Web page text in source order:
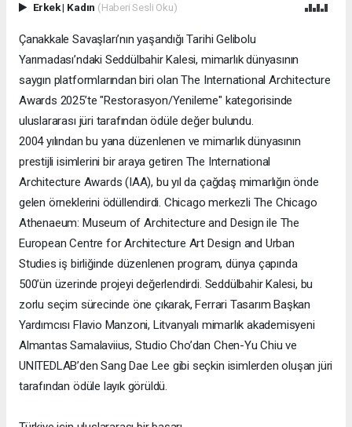
Erkek| Kadın (Haberi Sesli Oku)
Çanakkale Savaşları’nın yaşandığı Tarihi Gelibolu
Yarımadası’ndaki Seddülbahir Kalesi, mimarlık dünyasının
saygın platformlarından biri olan The International Architecture
Awards 2025’te "Restorasyon/Yenileme" kategorisinde
uluslararası jüri tarafından ödüle değer bulundu.
2004 yılından bu yana düzenlenen ve mimarlık dünyasının
prestijli isimlerini bir araya getiren The International
Architecture Awards (IAA), bu yıl da çağdaş mimarlığın önde
gelen örneklerini ödüllendirdi. Chicago merkezli The Chicago
Athenaeum: Museum of Architecture and Design ile The
European Centre for Architecture Art Design and Urban
Studies iş birliğinde düzenlenen program, dünya çapında
500’ün üzerinde projeyi değerlendirdi. Seddülbahir Kalesi, bu
zorlu seçim sürecinde öne çıkarak, Ferrari Tasarım Başkan
Yardımcısı Flavio Manzoni, Litvanyalı mimarlık akademisyeni
Almantas Samalaviius, Studio Cho’dan Chen-Yu Chiu ve
UNITEDLAB’den Sang Dae Lee gibi seçkin isimlerden oluşan jüri
tarafından ödüle layık görüldü.